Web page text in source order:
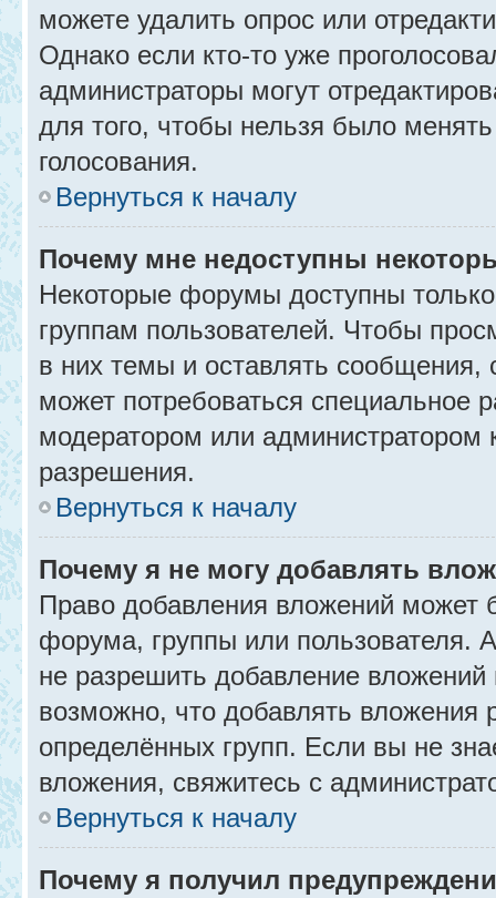
можете удалить опрос или
Однако если кто-то уже
администраторы могут
для того, чтобы нельзя было
голосования.
Вернуться к началу
Почему мне недоступны
Некоторые форумы доступны
группам пользователей. Чтобы
в них темы и оставлять сообщения,
может потребоваться специальное
модератором или администратором
разрешения.
Вернуться к началу
Почему я не могу добавлять
Право добавления вложений может
форума, группы или пользователя.
не разрешить добавление
возможно, что добавлять вложения
определённых групп. Если вы не
вложения, свяжитесь с
Вернуться к началу
Почему я получил